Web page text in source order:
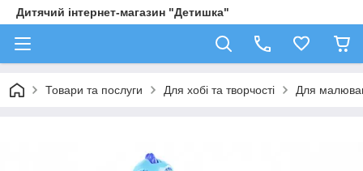
Дитячий інтернет-магазин "Детишка"
Товари та послуги Для хобі та творчості Для